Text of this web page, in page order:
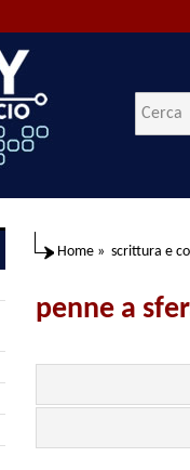
Home » scrittura e
penne a